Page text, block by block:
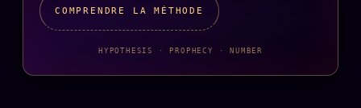
FAQ
COMPRENDRE LA MÉTHODE
HYPOTHESIS · PROPHECY · NUMBER